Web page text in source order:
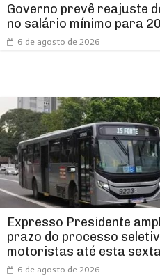
Governo prevê reajuste
no salário mínimo para
6 de agosto de 2026
Expresso Presidente
prazo do processo
motoristas até esta
6 de agosto de 2026